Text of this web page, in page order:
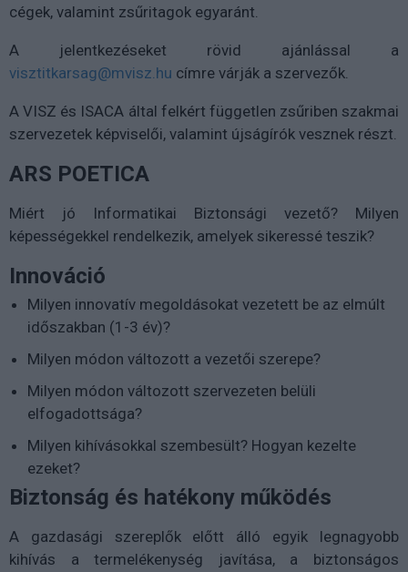
cégek, valamint zsűritagok egyaránt.
A jelentkezéseket rövid ajánlással a
visztitkarsag@mvisz.hu címre várják a szervezők.
A VISZ és ISACA által felkért független zsűriben szakmai
szervezetek képviselői, valamint újságírók vesznek részt.
ARS POETICA
Miért jó Informatikai Biztonsági vezető? Milyen
képességekkel rendelkezik, amelyek sikeressé teszik?
Innováció
Milyen innovatív megoldásokat vezetett be az elmúlt
időszakban (1-3 év)?
Milyen módon változott a vezetői szerepe?
Milyen módon változott szervezeten belüli
elfogadottsága?
Milyen kihívásokkal szembesült? Hogyan kezelte
ezeket?
Biztonság és hatékony működés
A gazdasági szereplők előtt álló egyik legnagyobb
kihívás a termelékenység javítása, a biztonságos